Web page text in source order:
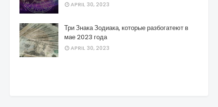
APRIL 30, 2023
Три Знака Зодиака, которые разбогатеют в
мае 2023 года
APRIL 30, 2023